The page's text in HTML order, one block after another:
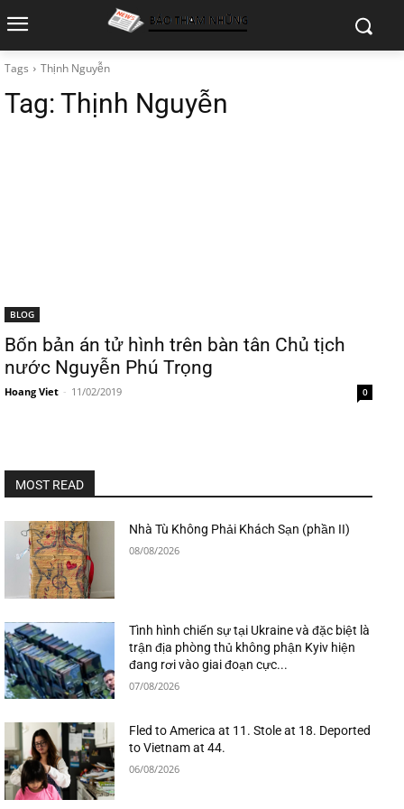
Tags Thịnh Nguyễn
Tag: Thịnh Nguyễn
BLOG
Bốn bản án tử hình trên bàn tân Chủ tịch
nước Nguyễn Phú Trọng
Hoang Viet - 11/02/2019 0
MOST READ
Nhà Tù Không Phải Khách Sạn (phần II)
08/08/2026
Tình hình chiến sự tại Ukraine và đặc biệt là
trận địa phòng thủ không phận Kyiv hiện
đang rơi vào giai đoạn cực...
07/08/2026
Fled to America at 11. Stole at 18. Deported
to Vietnam at 44.
06/08/2026